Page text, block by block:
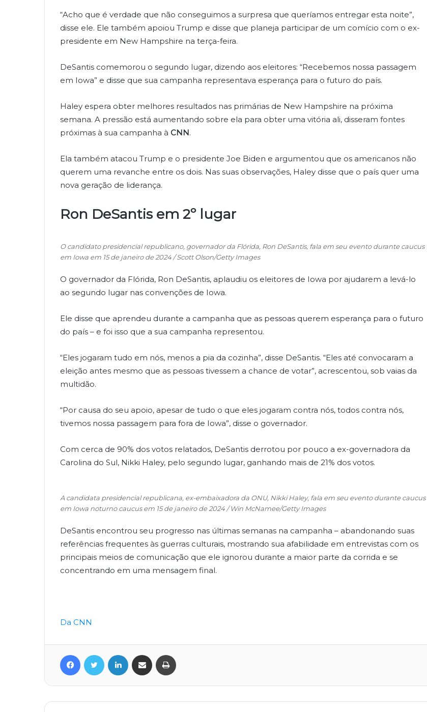
“Acho que é verdade que não conseguimos a surpresa que queríamos entregar esta noite”,
disse ele. Ele também apoiou Trump e disse que planeja participar de um comício com o ex-
presidente em New Hampshire na terça-feira.
DeSantis comemorou o segundo lugar, dizendo aos eleitores: “Recebemos nossa passagem
em Iowa” e disse que sua campanha representava esperança para o futuro do país.
Haley espera obter melhores resultados nas primárias de New Hampshire na próxima
semana. A pressão está aumentando sobre ela para obter uma vitória ali, disseram fontes
próximas à sua campanha à CNN.
Ela também atacou Trump e o presidente Joe Biden e argumentou que os americanos não
querem uma revanche entre os dois. Nas suas observações, Haley disse que o país quer uma
nova geração de liderança.
Ron DeSantis em 2º lugar
O candidato presidencial republicano, governador da Flórida, Ron DeSantis, fala em seu evento durante caucus
em Iowa em 15 de janeiro de 2024 / Scott Olson/Getty Images
O governador da Flórida, Ron DeSantis, aplaudiu os eleitores de Iowa por ajudarem a levá-lo
ao segundo lugar nas convenções de Iowa.
Ele disse que aprendeu durante a campanha que as pessoas querem esperança para o futuro
do país – e foi isso que a sua campanha representou.
“Eles jogaram tudo em nós, menos a pia da cozinha”, disse DeSantis. “Eles até convocaram a
eleição antes mesmo que as pessoas tivessem a chance de votar”, acrescentou, sob vaias da
multidão.
“Por causa do seu apoio, apesar de tudo o que eles jogaram contra nós, todos contra nós,
tivemos nossa passagem para fora de Iowa”, disse o governador.
Com cerca de 90% dos votos relatados, DeSantis derrotou por pouco a ex-governadora da
Carolina do Sul, Nikki Haley, pelo segundo lugar, ganhando mais de 21% dos votos.
A candidata presidencial republicana, ex-embaixadora da ONU, Nikki Haley, fala em seu evento durante caucus
em Iowa noturno caucus em 15 de janeiro de 2024 / Win McNamee/Getty Images
DeSantis encontrou seu progresso nas últimas semanas na campanha – abandonando suas
referências frequentes às guerras culturais, mostrando sua afabilidade em entrevistas com os
principais meios de comunicação que ele ignorou durante a maior parte da corrida e se
concentrando em uma mensagem final.
Da CNN
FacebookTwitter Linkedin Compartilhar via e-mail